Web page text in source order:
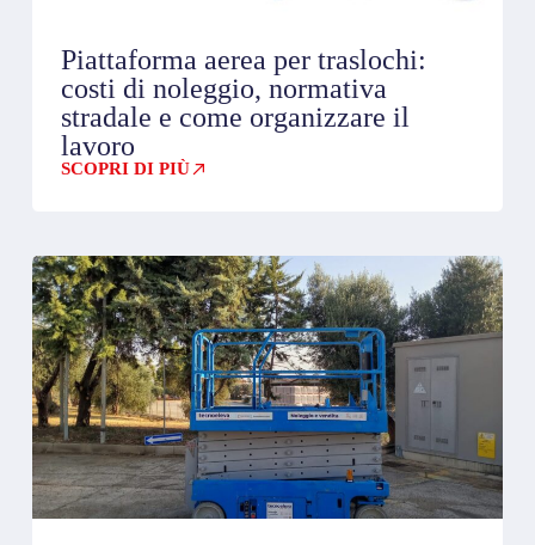
Piattaforma aerea per traslochi:
costi di noleggio, normativa
stradale e come organizzare il
lavoro
SCOPRI DI PIÙ